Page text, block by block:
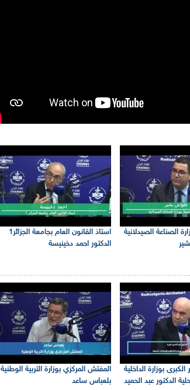
الصناعة الصيدلانية
استاذ القانون العام بجامعة الجزائر1
الدكتور احمد دخينيسة
بوزارة الداخلية
الدكتور عبد الحميد
المفتش المركزي بوزارة التربية الوطنية
بلعباس ساعد